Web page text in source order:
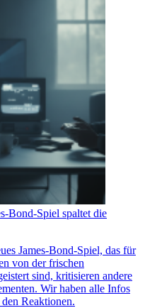
Bond-Spiel spaltet die
James-Bond-Spiel, das für
von der frischen
sind, kritisieren andere
Wir haben alle Infos
Reaktionen.